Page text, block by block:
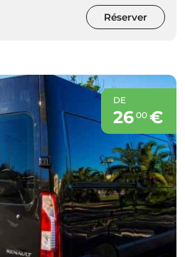
Réserver
DE
26 00€